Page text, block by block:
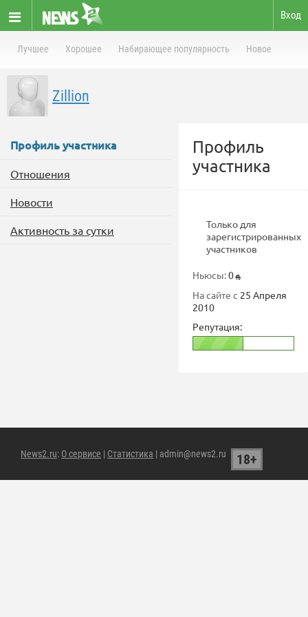
Вход
Лучшее Хорошее Набирающее популярность Новое
Zillion
Профиль участника
Отношения
Новости
Активность за сутки
Профиль
участника
Только для
зарегистрированных
участников
Ньюсы:0
На сайте с 25 Апреля
2010
Репутация:
News2.ru: О сервисе | Статистика | admin@news2.ru 18+